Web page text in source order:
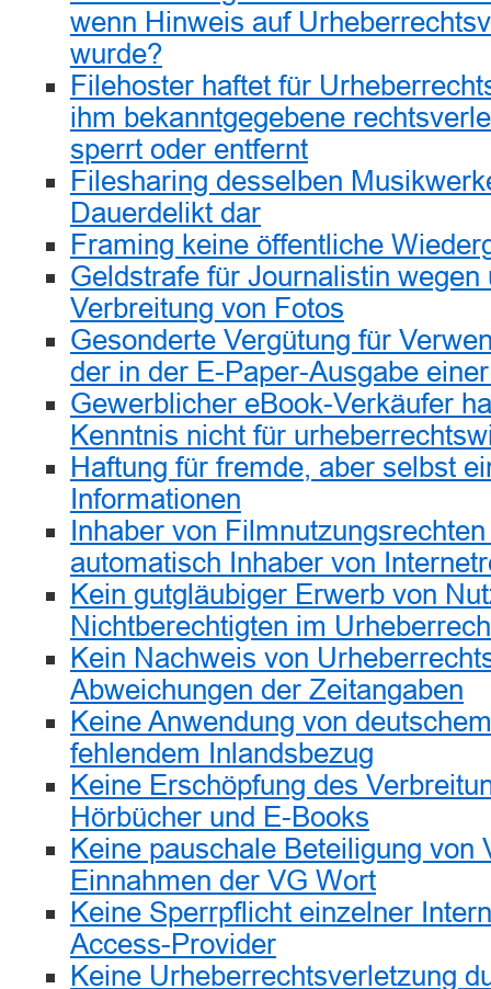
wenn Hinweis auf
wurde?
Filehoster haftet für
ihm bekanntgegebene
sperrt oder entfernt
Filesharing desselben
Dauerdelikt dar
Framing keine öffentliche
Geldstrafe für Journalistin wegen
Verbreitung von Fotos
Gesonderte Vergütung für
der in der E-Paper-Ausgabe
Gewerblicher eBook-Verkäufer
Kenntnis nicht für
Haftung für fremde, aber selbst
Informationen
Inhaber von
automatisch Inhaber von
Kein gutgläubiger Erwerb von
Nichtberechtigten im
Kein Nachweis von
Abweichungen der Zeitangaben
Keine Anwendung von
fehlendem Inlandsbezug
Keine Erschöpfung des
Hörbücher und E-Books
Keine pauschale Beteiligung von
Einnahmen der VG Wort
Keine Sperrpflicht einzelner
Access-Provider
Keine Urheberrechtsverletzung